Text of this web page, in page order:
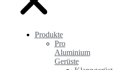
Produkte
Pro
Aluminium
Gerüste